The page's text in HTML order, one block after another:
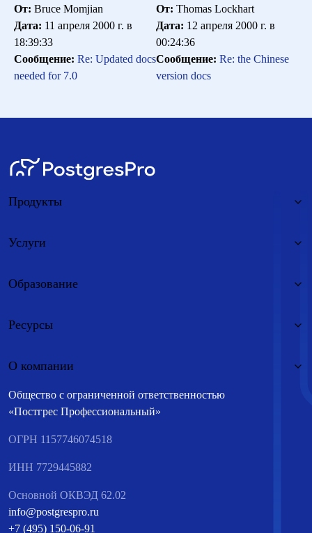
От: Bruce Momjian
Дата: 11 апреля 2000 г. в
18:39:33
Сообщение: Re: Updated docs
needed for 7.0
От: Thomas Lockhart
Дата: 12 апреля 2000 г. в
00:24:36
Сообщение: Re: the Chinese
version docs
Общество с ограниченной ответственностью
«Постгрес Профессиональный»
ОГРН 1157746074518
ИНН 7729445882
Основной ОКВЭД 62.02
info@postgrespro.ru
+7 (495) 150-06-91
Продукты
Услуги
Образование
Ресурсы
О компании